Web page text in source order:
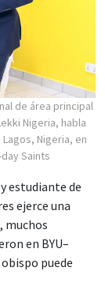
de área principal
Nigeria, habla
Nigeria, en
Saints
estudiante de
ejerce una
muchos
en BYU–
puede